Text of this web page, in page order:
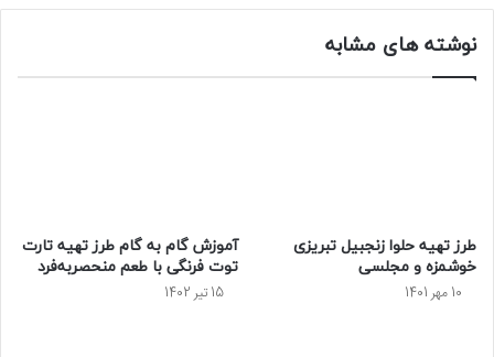
نوشته های مشابه
طرز تهیه حلوا زنجبیل تبریزی
خوشمزه و مجلسی
10 مهر 1401
آموزش گام به گام طرز تهیه تارت
توت فرنگی با طعم منحصربه‌فرد
15 تیر 1402